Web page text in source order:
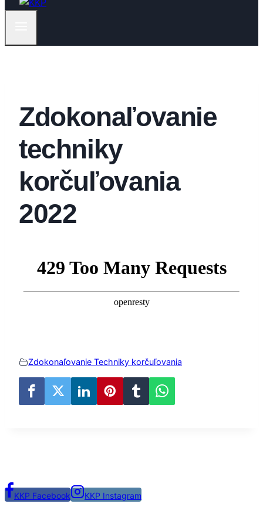
Zdokonaľovanie
techniky
korčuľovania
2022
Zdokonaľovanie Techniky korčuľovania
KKP Facebook KKP Instagram